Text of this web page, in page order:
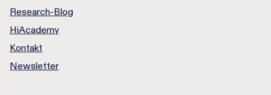
Research-Blog
HiAcademy
Kontakt
Newsletter